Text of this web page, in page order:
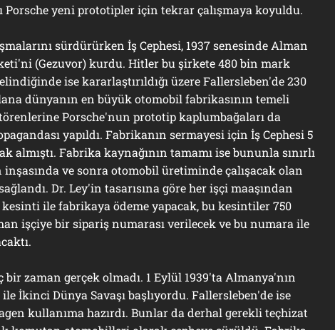
Porsche yeni prototipler için tekrar çalışmaya koyuldu.
sürdürürken İş Cephesi, 1937 senesinde Alman
(Gezuvor) kurdu. Hitler bu şirkete 480 bin mark
ise kararlaştırıldığı üzere Fallersleben'de 230
dünyanın en büyük otomobil fabrikasının temeli
Porsche'nun prototip kaplumbağaları da
yapıldı. Fabrikanın sermayesi için İş Cephesi 5
almıştı. Fabrika kaynağının tamamı ise bununla sınırlı
ve sonra otomobil üretiminde çalışacak olan
Dr. Ley'in tasarısına göre her işçi maaşından
ile fabrikaya ödeme yapacak, bu kesintiler 750
işçiye bir sipariş numarası verilecek ve bu numara ile
gerçek olmadı. 1 Eylül 1939′ta Almanya'nın
İkinci Dünya Savaşı başlıyordu. Fallersleben'de ise
kullanıma hazırdı. Bunlar da derhal gerekli teçhizat